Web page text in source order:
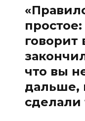
говорит
что вы
дальше,
сделали